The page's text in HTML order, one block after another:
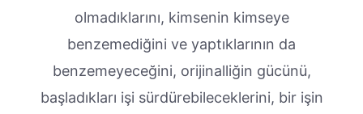
olmadıklarını, kimsenin kimseye
benzemediğini ve yaptıklarının da
benzemeyeceğini, orijinalliğin gücünü,
başladıkları işi sürdürebileceklerini, bir işin